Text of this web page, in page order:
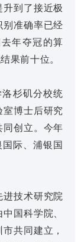
到了接近极
别准确率已经
年夺冠的算
果前十位。
杉矶分校统
室博士后研究
同创立。今年
际、浦银国
进技术研究院
国科学院、
共同建立，